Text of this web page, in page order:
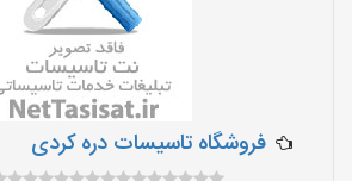
‌فروشگاه تاسیسات دره کردی